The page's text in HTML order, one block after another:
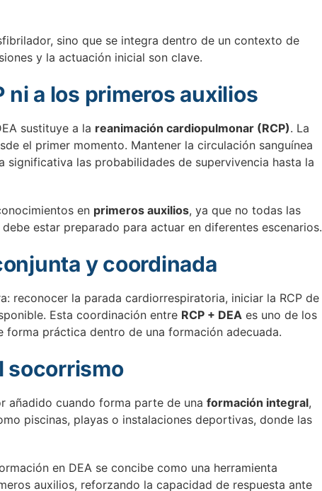
sino que se integra dentro de un contexto de
y la actuación inicial son clave.
ni a los primeros auxilios
sustituye a la reanimación cardiopulmonar (RCP). La
el primer momento. Mantener la circulación sanguínea
las probabilidades de supervivencia hasta la
en primeros auxilios, ya que no todas las
estar preparado para actuar en diferentes escenarios.
y coordinada
reconocer la parada cardiorrespiratoria, iniciar la RCP de
Esta coordinación entre RCP + DEA es uno de los
práctica dentro de una formación adecuada.
socorrismo
añadido cuando forma parte de una formación integral,
piscinas, playas o instalaciones deportivas, donde las
en DEA se concibe como una herramienta
auxilios, reforzando la capacidad de respuesta ante